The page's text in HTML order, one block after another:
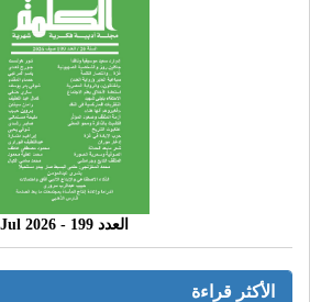
العدد 199 - 2026 Jul
الأكثر قراءة